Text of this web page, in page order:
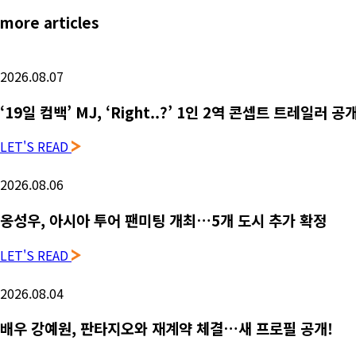
more articles
2026.08.07
‘19일 컴백’ MJ, ‘Right..?’ 1인 2역 콘셉트 트레일러 공
LET'S READ
2026.08.06
옹성우, 아시아 투어 팬미팅 개최…5개 도시 추가 확정
LET'S READ
2026.08.04
배우 강예원, 판타지오와 재계약 체결…새 프로필 공개!